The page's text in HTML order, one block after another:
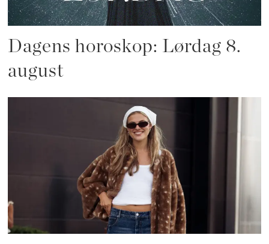
Dagens horoskop: Lørdag 8.
august